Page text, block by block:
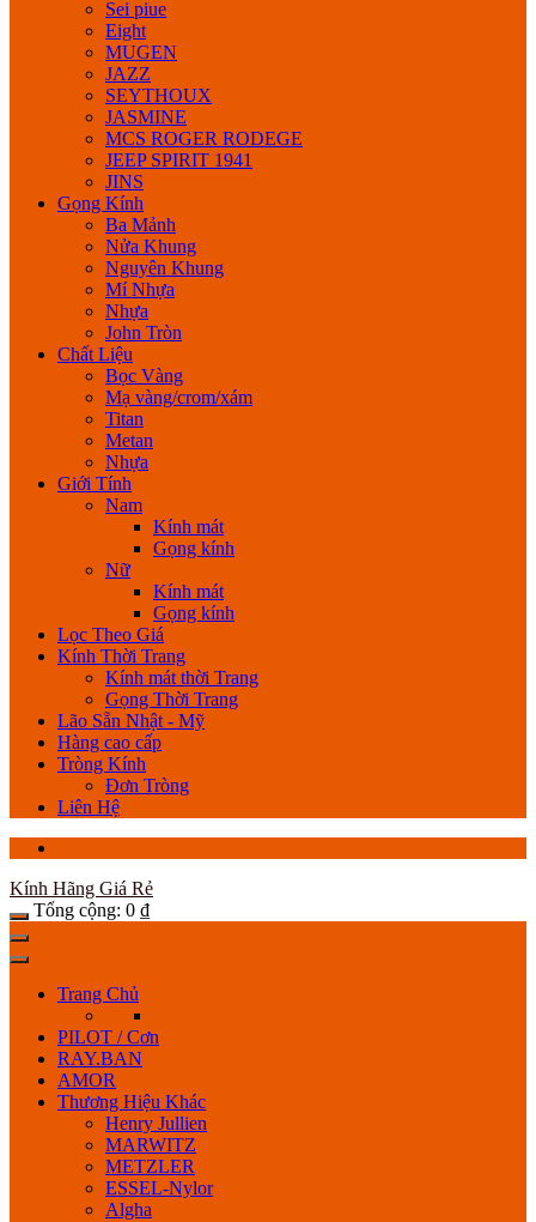
Sei piue
Eight
MUGEN
JAZZ
SEYTHOUX
JASMINE
MCS ROGER RODEGE
JEEP SPIRIT 1941
JINS
Gọng Kính
Ba Mảnh
Nửa Khung
Nguyên Khung
Mí Nhựa
Nhựa
John Tròn
Chất Liệu
Bọc Vàng
Mạ vàng/crom/xám
Titan
Metan
Nhựa
Giới Tính
Nam
Kính mát
Gọng kính
Nữ
Kính mát
Gọng kính
Lọc Theo Giá
Kính Thời Trang
Kính mát thời Trang
Gọng Thời Trang
Lão Sẵn Nhật - Mỹ
Hàng cao cấp
Tròng Kính
Đơn Tròng
Liên Hệ
Kính Hãng Giá Rẻ
Tổng cộng: 0 ₫
Trang Chủ
PILOT / Cơn
RAY.BAN
AMOR
Thương Hiệu Khác
Henry Jullien
MARWITZ
METZLER
ESSEL-Nylor
Algha